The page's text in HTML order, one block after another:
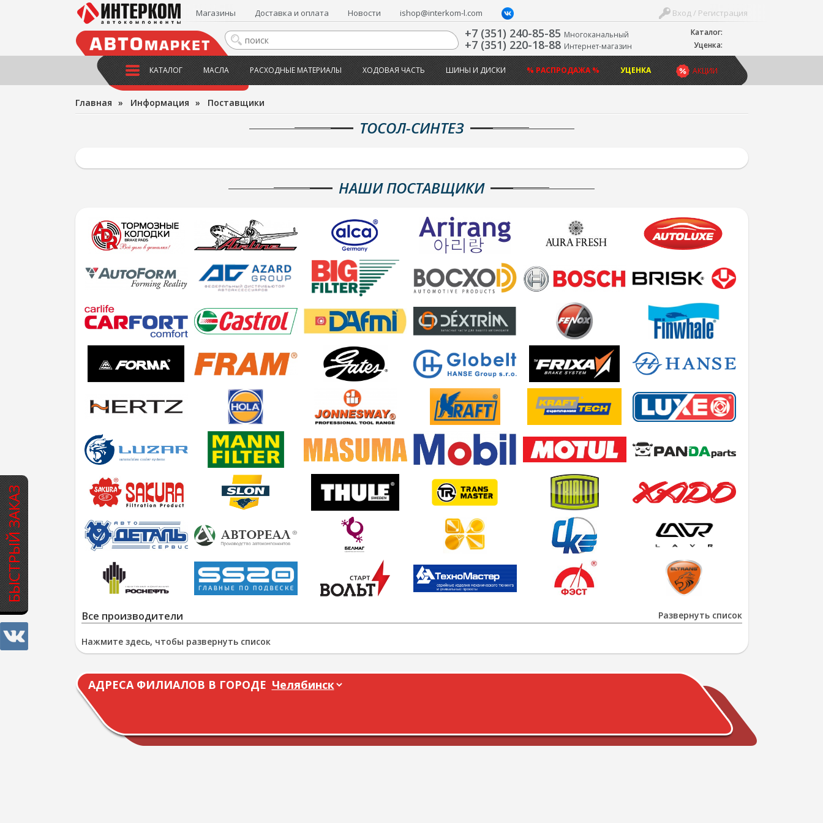
БЫСТРЫЙ ЗАКАЗ
Каталог:
Уценка:
Вход / Регистрация
Магазины Доставка и оплата Новости ishop@interkom-l.com
+7 (351) 240-85-85 Многоканальный
+7 (351) 220-18-88 Интернет-магазин
АКЦИИ
КАТАЛОГ МАСЛА РАСХОДНЫЕ МАТЕРИАЛЫ ХОДОВАЯ ЧАСТЬ ШИНЫ И ДИСКИ % РАСПРОДАЖА % УЦЕНКА
Главная » Информация » Поставщики
ТОСОЛ-СИНТЕЗ
НАШИ ПОСТАВЩИКИ
Развернуть список
Все производители
Нажмите здесь, чтобы развернуть список
АДРЕСА ФИЛИАЛОВ В ГОРОДЕ